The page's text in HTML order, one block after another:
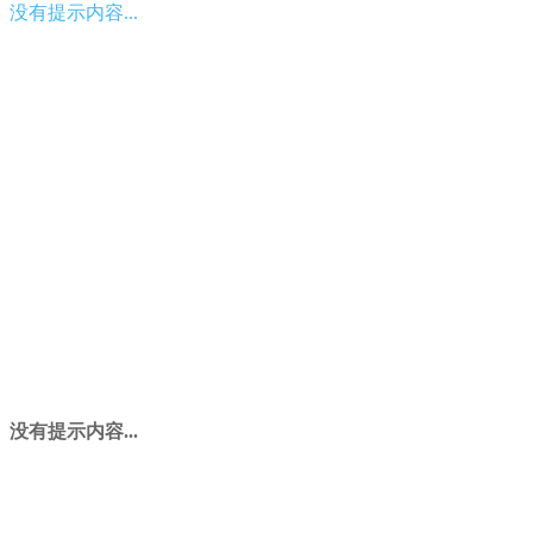
没有提示内容...
没有提示内容...